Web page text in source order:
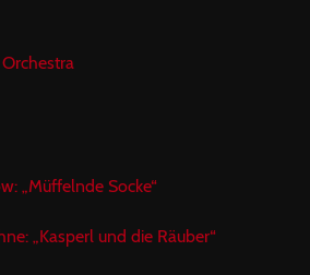
„Müffelnde Socke“
„Kasperl und die Räuber“